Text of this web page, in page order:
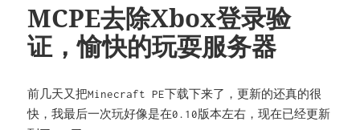
MCPE去除Xbox登录验
证，愉快的玩耍服务器
前几天又把Minecraft PE下载下来了，更新的还真的很
快，我最后一次玩好像是在0.10版本左右，现在已经更新